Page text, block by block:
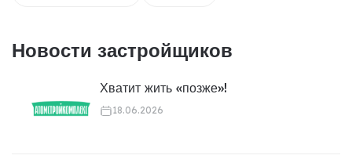
Новости застройщиков
Хватит жить «позже»!
18.06.2026